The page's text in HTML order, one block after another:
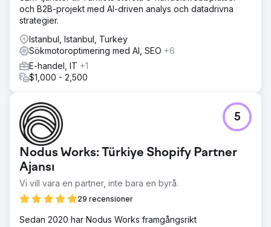
och B2B-projekt med AI-driven analys och datadrivna
strategier.
Istanbul, Istanbul, Turkey
Sökmotoroptimering med AI, SEO +6
E-handel, IT +1
$1,000 - 2,500
Nodus Works: Türkiye Shopify Partner
Ajansı
Vi vill vara en partner, inte bara en byrå.
29 recensioner
5
Sedan 2020 har Nodus Works framgångsrikt